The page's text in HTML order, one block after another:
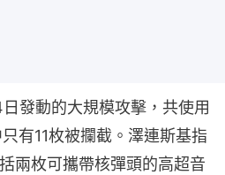
發動的大規模攻擊，共使用
有11枚被攔截。澤連斯基指
兩枚可攜帶核彈頭的高超音